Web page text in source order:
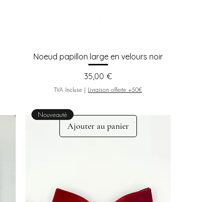
Noeud papillon large en velours noir
Prix
35,00 €
TVA Incluse | Livraison offerte +50€
Ajouter au panier
Nouveauté